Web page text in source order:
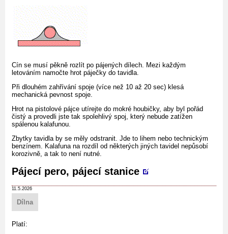
Cín se musí pěkně rozlít po pájených dílech. Mezi každým
letováním namočte hrot páječky do tavidla.
Při dlouhém zahřívání spoje (více než 10 až 20 sec) klesá
mechanická pevnost spoje.
Hrot na pistolové pájce utírejte do mokré houbičky, aby byl pořád
čistý a provedli jste tak spolehlivý spoj, který nebude zatížen
spálenou kalafunou.
Zbytky tavidla by se měly odstranit. Jde to lihem nebo technickým
benzínem. Kalafuna na rozdíl od některých jiných tavidel nepůsobí
korozivně, a tak to není nutné.
Pájecí pero, pájecí stanice
11.5.2026
Dílna
Platí: